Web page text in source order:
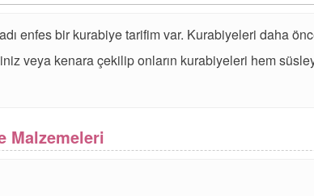
enfes bir kurabiye tarifim var. Kurabiyeleri daha
veya kenara çekilip onların kurabiyeleri hem
Malzemeleri